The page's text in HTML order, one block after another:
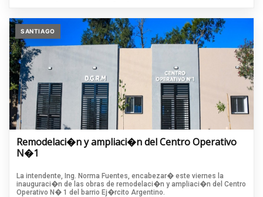
SANTIAGO
Remodelaci�n y ampliaci�n del Centro Operativo
N�1
La intendente, Ing. Norma Fuentes, encabezar� este viernes la
inauguraci�n de las obras de remodelaci�n y ampliaci�n del Centro
Operativo N� 1 del barrio Ej�rcito Argentino.